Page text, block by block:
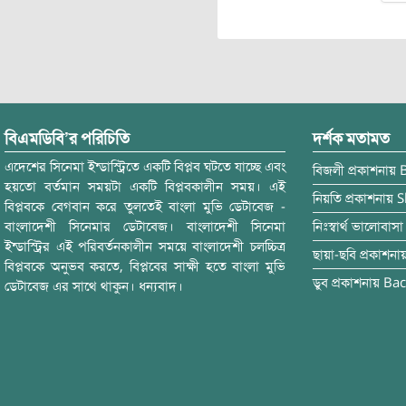
বিএমডিবি’র পরিচিতি
এদেশের সিনেমা ইন্ডাস্ট্রিতে একটি বিপ্লব ঘটতে যাচ্ছে এবং
হয়তো বর্তমান সময়টা একটি বিপ্লবকালীন সময়। এই
বিপ্লবকে বেগবান করে তুলতেই বাংলা মুভি ডেটাবেজ -
বাংলাদেশী সিনেমার ডেটাবেজ। বাংলাদেশী সিনেমা
ইন্ডাস্ট্রির এই পরিবর্তনকালীন সময়ে বাংলাদেশী চলচ্চিত্র
বিপ্লবকে অনুভব করতে, বিপ্লবের সাক্ষী হতে বাংলা মুভি
ডেটাবেজ এর সাথে থাকুন। ধন্যবাদ।
দর্শক মতামত
বিজলী প্রকাশনায়
নিয়তি প্রকাশনায়
নিঃস্বার্থ ভালোবাসা
ছায়া-ছবি
ডুব প্রকাশনায়